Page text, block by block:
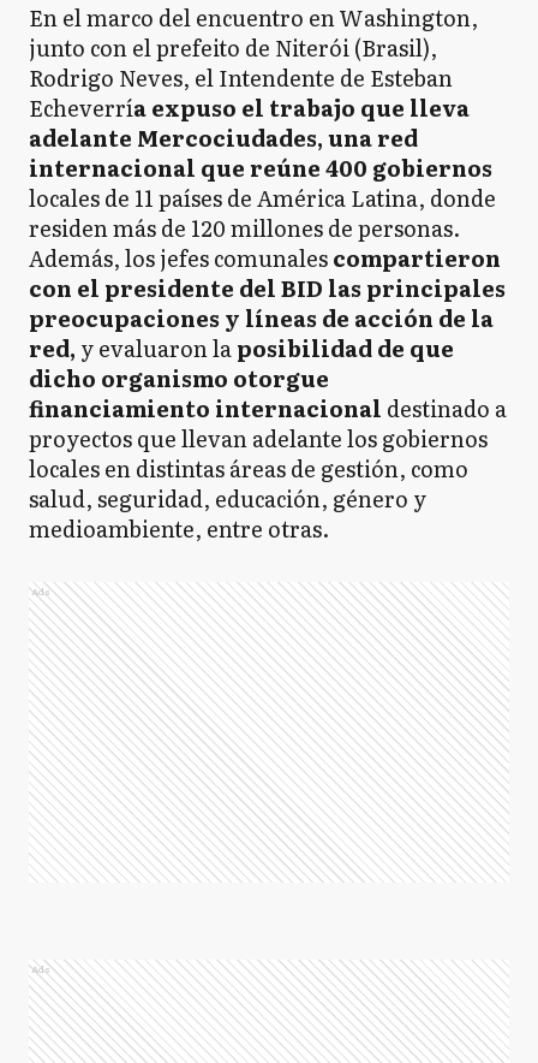
En el marco del encuentro en Washington,
junto con el prefeito de Niterói (Brasil),
Rodrigo Neves, el Intendente de Esteban
Echeverría expuso el trabajo que lleva
adelante Mercociudades, una red
internacional que reúne 400 gobiernos
locales de 11 países de América Latina, donde
residen más de 120 millones de personas.
Además, los jefes comunalescompartieron
con el presidente del BID las principales
preocupaciones y líneas de acción de la
red, y evaluaron laposibilidad de que
dicho organismo otorgue
financiamiento internacional destinado a
proyectos que llevan adelante los gobiernos
locales en distintas áreas de gestión, como
salud, seguridad, educación, género y
medioambiente, entre otras.
Ads
Ads